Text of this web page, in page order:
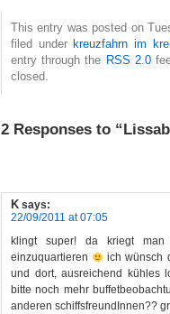
This entry was posted on
filed under kreuzfahrn im
entry through the RSS 2.0
closed.
2 Responses to
K says:
22/09/2011 at 07:05
klingt super! da kriegt
einzuquartieren
ich wünsch
und dort, ausreichend kühles
bitte noch mehr
anderen schiffsfreundInnen??